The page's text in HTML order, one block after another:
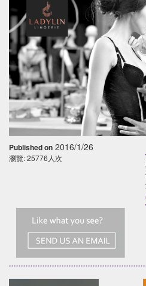
Published on 2016/1/26
瀏覽: 25776人次